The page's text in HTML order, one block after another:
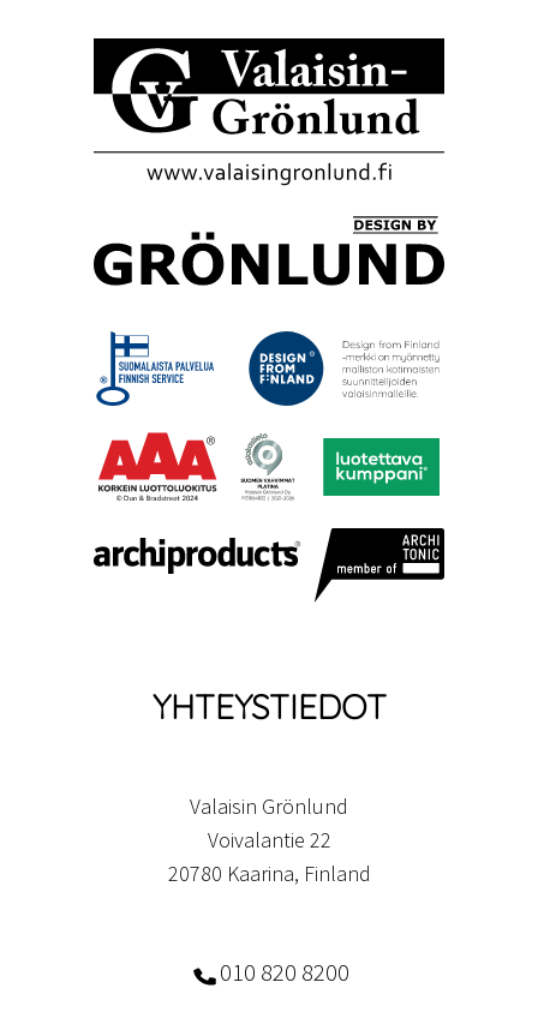
YHTEYSTIEDOT
Valaisin Grönlund
Voivalantie 22
20780 Kaarina, Finland
010 820 8200